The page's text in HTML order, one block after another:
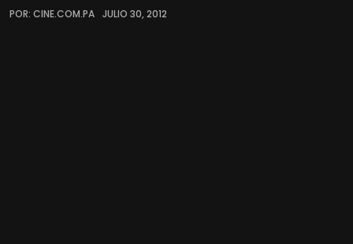
POR: CINE.COM.PA JULIO 30, 2012